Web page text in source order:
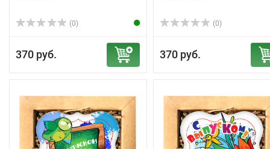
(0)
370 руб.
(0)
370 руб.